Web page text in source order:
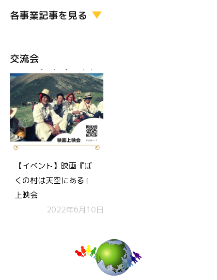
各事業記事を見る
交流会
【イベント】映画『ぼ
くの村は天空にある』
上映会
2022年6月10日